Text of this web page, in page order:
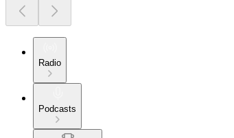
Radio
Podcasts